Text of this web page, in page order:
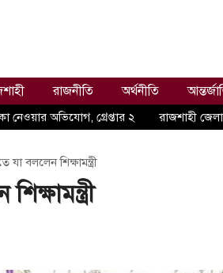
রাজনীতি অর্থনীতি
নেওয়ার অভিযোগ, গ্রেপ্তার ২ রাজশাহী
যা বললেন শিক্ষামন্ত্রী